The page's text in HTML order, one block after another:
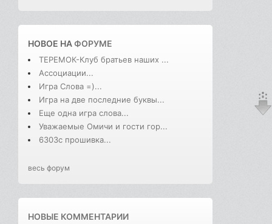
НОВОЕ НАФОРУМЕ
ТЕРЕМОК-Клуб братьев наших ...
Ассоциации...
Игра Слова =)...
Игра на две последние буквы...
Еще одна игра слова...
Уважаемые Омичи и гости гор...
6303с прошивка...
весь форум
НОВЫЕ КОММЕНТАРИИ